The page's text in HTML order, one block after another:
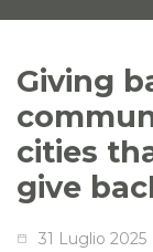
Giving
cities
give
31 Luglio 2025